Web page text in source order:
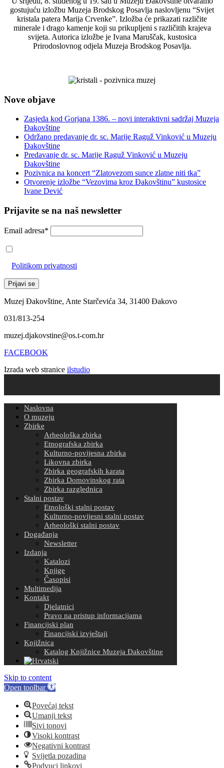
gostujuću izložbu Muzeja Brodskog Posavlja naslovljenu “Svijet
kristala patera Marija Crvenke”. Izložba će prikazati različite
minerale i drago kamenje koji su prikupljeni s različitih krajeva
svijeta. Autorica izložbe je Ivana Maruščak, kustosica
Prirodoslovnog odjela Muzeja Brodskog Posavlja.
Nove objave
Zasjeda kod Gorjana 1386. – novi interaktivni sadržaj Muzeja
Đakovštine
Održano predavanje dr. sc. Marije Raguž Vinković u Muzeju
Đakovštine
Predavanje dr. sc. Marije Raguž Vinković u Muzeju
Đakovštine
Pozivnica na koncert “Zlatovezom sunce zlatne niti tka”
Otvorenje izložbe “Vezovima kroz Đakovštinu” kustosice
Ivane Dević
Prijavite se na naš newsletter
Email adresa*
Politikom privatnosti
Muzej Đakovštine, Ante Starčevića 34, 31400 Đakovo
031/813-254
muzej.djakovstine@os.t-com.hr
FACEBOOK
Izrada web stranice ilstudio
Naslovna
O muzeju
Zbirke
Arheološka zbirka
Etnografska zbirka
Kulturno-povijesna zbirka
Likovna zbirka
Zbirka geografskih karata
Zbirka Domovinskog rata
Zbirka razglednica
Stalni postav
Etnološki stalni postav
Kulturno-povijesni stalni postav
Arheološki stalni postav
Događanja
Newsletter
Izdanja
Katalozi
Knjige
Časopisi
Multimedija
Kontakt
Djelatnici
Pravo na pristup informacijama
Financijski plan
Financijski izvještaji
Knjižnica
Katalog Knjižnice Muzeja Đakovštine
Skip to content
Open toolbar
Povećaj tekst
Umanji tekst
Sivi tonovi
Visoki kontrast
Negativni kontrast
Svijetla pozadina
Podvuci linkovi